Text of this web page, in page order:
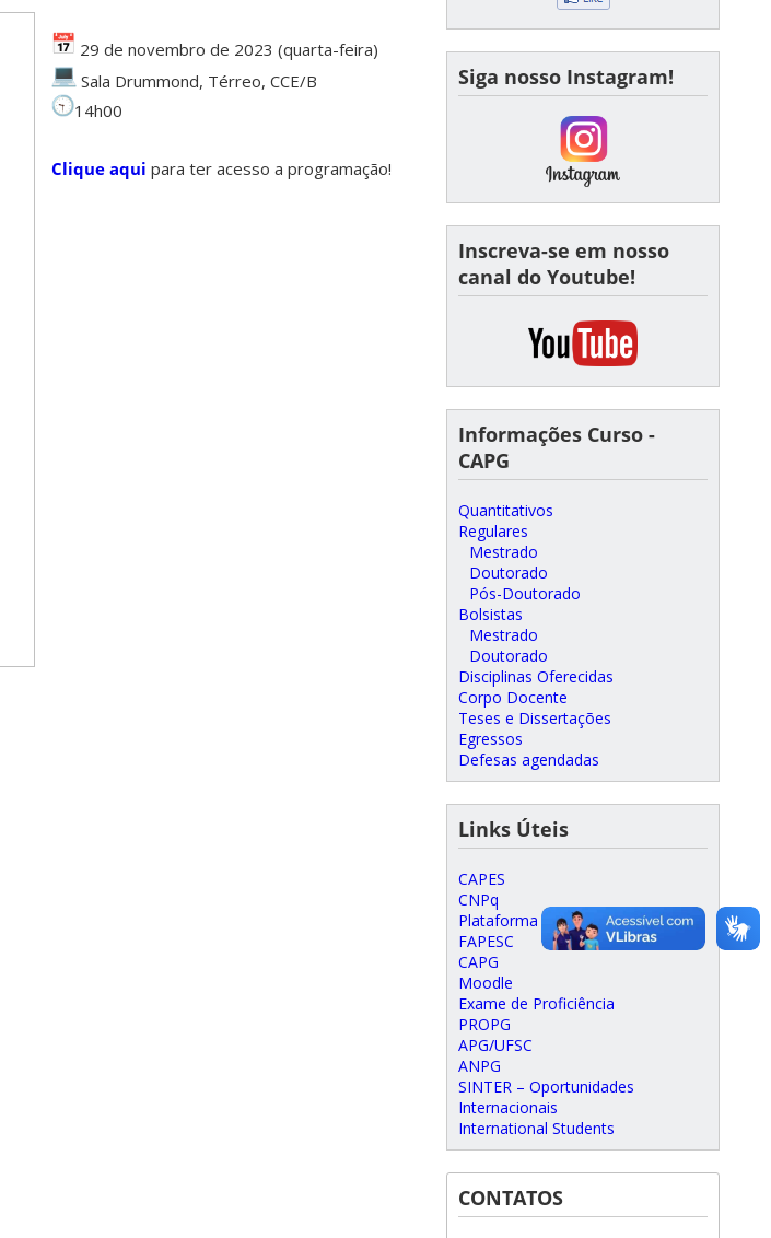
29 de novembro de 2023 (quarta-feira)
Sala Drummond, Térreo, CCE/B
14h00
Clique aqui para ter acesso a programação!
Siga nosso Instagram!
Inscreva-se em nosso
canal do Youtube!
Informações Curso -
CAPG
Quantitativos
Regulares
Mestrado
Doutorado
Pós-Doutorado
Bolsistas
Mestrado
Doutorado
Disciplinas Oferecidas
Corpo Docente
Teses e Dissertações
Egressos
Defesas agendadas
Links Úteis
CAPES
CNPq
Plataforma Lattes
FAPESC
CAPG
Moodle
Exame de Proficiência
PROPG
APG/UFSC
ANPG
SINTER – Oportunidades
Internacionais
International Students
CONTATOS